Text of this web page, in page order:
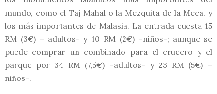
mundo, como el Taj Mahal o la Mezquita de la Meca, y
los más importantes de Malasia. La entrada cuesta 15
RM (3€) – adultos- y 10 RM (2€) –niños-; aunque se
puede comprar un combinado para el crucero y el
parque por 34 RM (7,5€) –adultos- y 23 RM (5€) –
niños-.